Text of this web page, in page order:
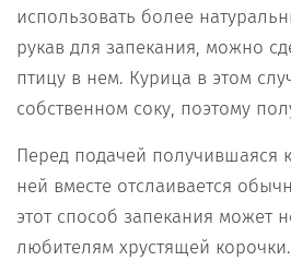
использовать более
рукав для запекания, можно
птицу в нем. Курица в этом
собственном соку, поэтому
Перед подачей получившаяся
ней вместе отслаивается
этот способ запекания может
любителям хрустящей корочки.